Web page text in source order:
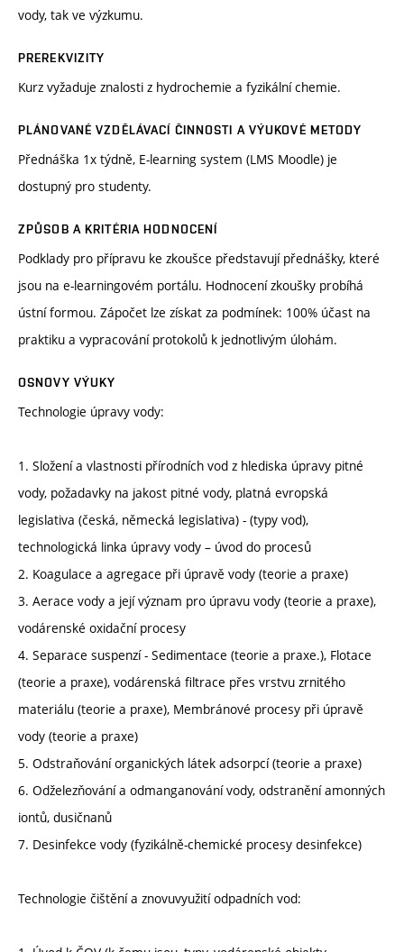
vody, tak ve výzkumu.
PREREKVIZITY
Kurz vyžaduje znalosti z hydrochemie a fyzikální chemie.
PLÁNOVANÉ VZDĚLÁVACÍ ČINNOSTI A VÝUKOVÉ METODY
Přednáška 1x týdně, E-learning system (LMS Moodle) je
dostupný pro studenty.
ZPŮSOB A KRITÉRIA HODNOCENÍ
Podklady pro přípravu ke zkoušce představují přednášky, které
jsou na e-learningovém portálu. Hodnocení zkoušky probíhá
ústní formou. Zápočet lze získat za podmínek: 100% účast na
praktiku a vypracování protokolů k jednotlivým úlohám.
OSNOVY VÝUKY
Technologie úpravy vody:
1. Složení a vlastnosti přírodních vod z hlediska úpravy pitné
vody, požadavky na jakost pitné vody, platná evropská
legislativa (česká, německá legislativa) - (typy vod),
technologická linka úpravy vody – úvod do procesů
2. Koagulace a agregace při úpravě vody (teorie a praxe)
3. Aerace vody a její význam pro úpravu vody (teorie a praxe),
vodárenské oxidační procesy
4. Separace suspenzí - Sedimentace (teorie a praxe.), Flotace
(teorie a praxe), vodárenská filtrace přes vrstvu zrnitého
materiálu (teorie a praxe), Membránové procesy při úpravě
vody (teorie a praxe)
5. Odstraňování organických látek adsorpcí (teorie a praxe)
6. Odželezňování a odmanganování vody, odstranění amonných
iontů, dusičnanů
7. Desinfekce vody (fyzikálně-chemické procesy desinfekce)
Technologie čištění a znovuvyužití odpadních vod: